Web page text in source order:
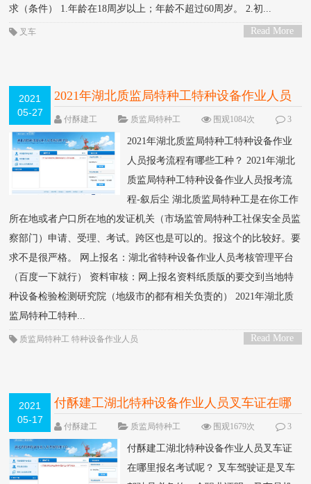
求（条件） 1.年龄在18周岁以上；年龄不超过60周岁。 2.初...
Read More
叉车
2021
05-27
2021年湖北质监局特种工特种设备作业人员
报考流程有哪些工种？
付酥建工 质监局特种工 围观1084次
3
条评论
2021年湖北质监局特种工特种设备作业
人员报考流程有哪些工种？ 2021年湖北
质监局特种工特种设备作业人员报考流
程-叙后尘 湖北质监局特种工是在你工作
所在地或者户口所在地的发证机关（市场监管局特种工社保安全员监
察部门）申请、受理、考试。跨区也是可以的。报这个的比较好。要
求不是很严格。 网上报名：湖北省特种设备作业人员考核管理平台
（百度一下就行） 资料审核：网上报名资料纸质版的要交到当地特
种设备检验检测研究院（地级市的都有相关负责的） 2021年湖北质
监局特种工特种...
Read More
质监局特种工 特种设备作业人员
2021
05-17
付酥建工湖北特种设备作业人员叉车证在哪
里报名考试呢？
付酥建工 质监局特种工 围观1679次
3
条评论
付酥建工湖北特种设备作业人员叉车证
在哪里报名考试呢？ 叉车驾驶证是叉车